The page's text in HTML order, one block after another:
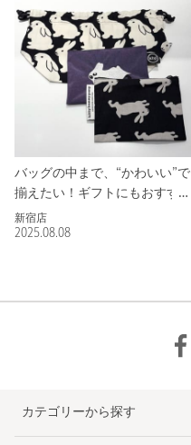
バッグの中まで、“かわいい”で
揃えたい！ギフトにもおすすめ
♡
新宿店
2025.08.08
カテゴリーから探す